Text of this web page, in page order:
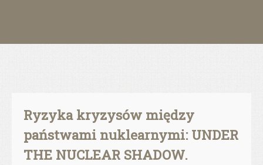
Ryzyka kryzysów między
państwami nuklearnymi: UNDER
THE NUCLEAR SHADOW.